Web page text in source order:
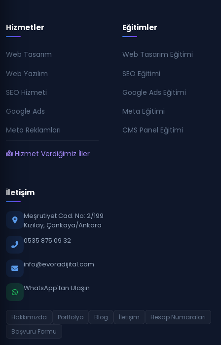
Hizmetler
Web Tasarım
Web Yazılım
SEO Hizmeti
Google Ads
Meta Reklamları
Hizmet Verdiğimiz İller
Eğitimler
Web Tasarım Eğitimi
SEO Eğitimi
Google Ads Eğitimi
Meta Eğitimi
CMS Panel Eğitimi
İletişim
Meşrutiyet Cad. No: 2/199
Kızılay, Çankaya/Ankara
0535 875 09 32
info@evoradijital.com
WhatsApp'tan Ulaşın
Hakkımızda Portfolyo Blog İletişim
Hesap Numaraları
Başvuru Formu